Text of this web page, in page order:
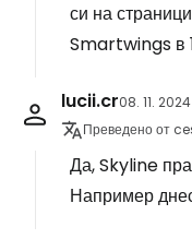
си на
Smartwings в
lucii.cr08. 11. 2024
Преведено от
Да, Skyline
Например